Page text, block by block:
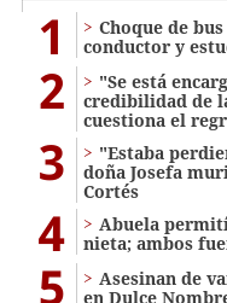
1
Choque de
conductor y
2
"Se está
credibilidad de
cuestiona el
3
"Estaba
doña Josefa
Cortés
4
Abuela
nieta; ambos
5
Asesinan de
en Dulce